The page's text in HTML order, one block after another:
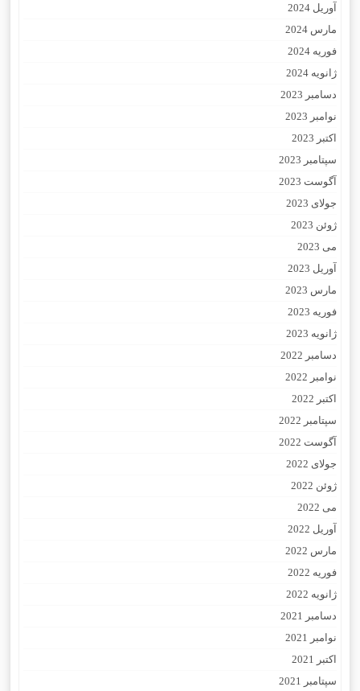
آوریل 2024
مارس 2024
فوریه 2024
ژانویه 2024
دسامبر 2023
نوامبر 2023
اکتبر 2023
سپتامبر 2023
آگوست 2023
جولای 2023
ژوئن 2023
می 2023
آوریل 2023
مارس 2023
فوریه 2023
ژانویه 2023
دسامبر 2022
نوامبر 2022
اکتبر 2022
سپتامبر 2022
آگوست 2022
جولای 2022
ژوئن 2022
می 2022
آوریل 2022
مارس 2022
فوریه 2022
ژانویه 2022
دسامبر 2021
نوامبر 2021
اکتبر 2021
سپتامبر 2021